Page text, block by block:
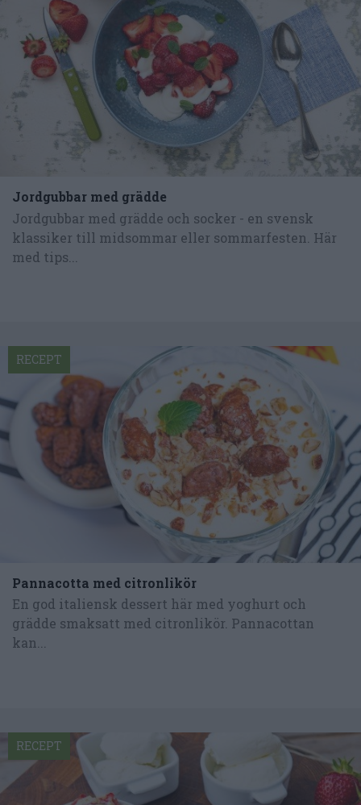
Jordgubbar med grädde
Jordgubbar med grädde och socker - en svensk
klassiker till midsommar eller sommarfesten. Här
med tips...
Pannacotta med citronlikör
En god italiensk dessert här med yoghurt och
grädde smaksatt med citronlikör. Pannacottan
kan...
RECEPT
RECEPT